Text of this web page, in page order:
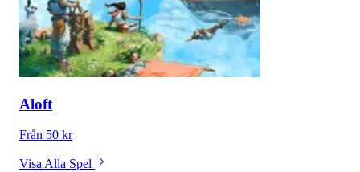
Aloft
Från 50 kr
Visa Alla Spel